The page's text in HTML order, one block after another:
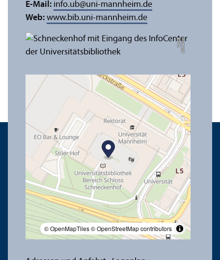
Bil
d:
A
n
n
a
L
o
g
u
e
© OpenMapTiles© OpenStreetMap contributors
E-Mail: info.ub@uni-mannheim.de
Web: www.bib.uni-mannheim.de